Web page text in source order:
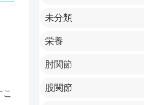
未分類
栄養
肘関節
股関節